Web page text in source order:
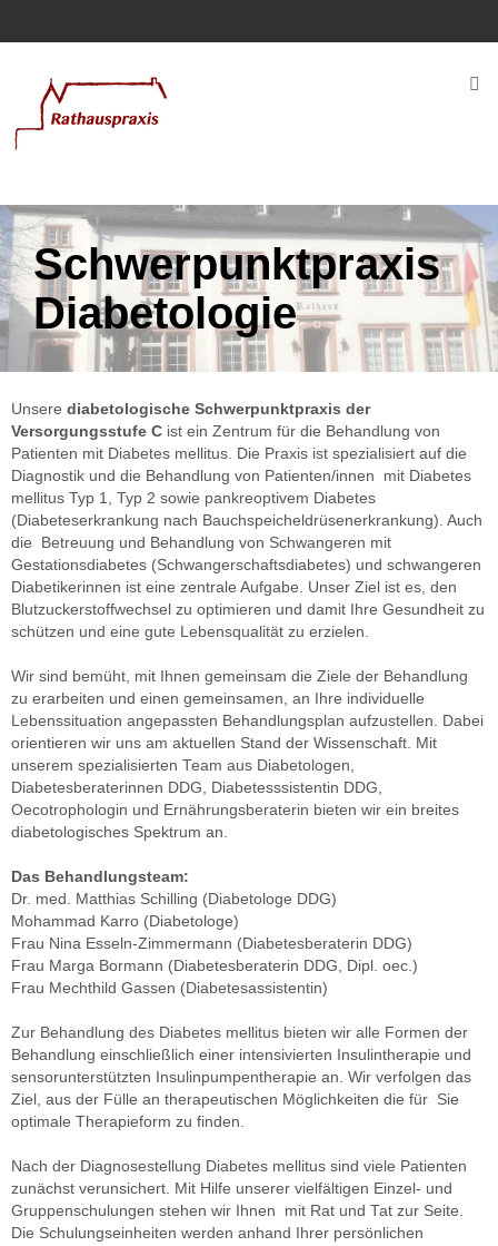
Schwerpunktpraxis
Diabetologie
Unsere diabetologische Schwerpunktpraxis der
Versorgungsstufe C ist ein Zentrum für die Behandlung von
Patienten mit Diabetes mellitus. Die Praxis ist spezialisiert auf die
Diagnostik und die Behandlung von Patienten/innen mit Diabetes
mellitus Typ 1, Typ 2 sowie pankreoptivem Diabetes
(Diabeteserkrankung nach Bauchspeicheldrüsenerkrankung). Auch
die Betreuung und Behandlung von Schwangeren mit
Gestationsdiabetes (Schwangerschaftsdiabetes) und schwangeren
Diabetikerinnen ist eine zentrale Aufgabe. Unser Ziel ist es, den
Blutzuckerstoffwechsel zu optimieren und damit Ihre Gesundheit zu
schützen und eine gute Lebensqualität zu erzielen.
Wir sind bemüht, mit Ihnen gemeinsam die Ziele der Behandlung
zu erarbeiten und einen gemeinsamen, an Ihre individuelle
Lebenssituation angepassten Behandlungsplan aufzustellen. Dabei
orientieren wir uns am aktuellen Stand der Wissenschaft. Mit
unserem spezialisierten Team aus Diabetologen,
Diabetesberaterinnen DDG, Diabetesssistentin DDG,
Oecotrophologin und Ernährungsberaterin bieten wir ein breites
diabetologisches Spektrum an.
Das Behandlungsteam:
Dr. med. Matthias Schilling (Diabetologe DDG)
Mohammad Karro (Diabetologe)
Frau Nina Esseln-Zimmermann (Diabetesberaterin DDG)
Frau Marga Bormann (Diabetesberaterin DDG, Dipl. oec.)
Frau Mechthild Gassen (Diabetesassistentin)
Zur Behandlung des Diabetes mellitus bieten wir alle Formen der
Behandlung einschließlich einer intensivierten Insulintherapie und
sensorunterstützten Insulinpumpentherapie an. Wir verfolgen das
Ziel, aus der Fülle an therapeutischen Möglichkeiten die für Sie
optimale Therapieform zu finden.
Nach der Diagnosestellung Diabetes mellitus sind viele Patienten
zunächst verunsichert. Mit Hilfe unserer vielfältigen Einzel- und
Gruppenschulungen stehen wir Ihnen mit Rat und Tat zur Seite.
Die Schulungseinheiten werden anhand Ihrer persönlichen
Service
Überweisungswunsch
Team
Leistungen
Diabetologie
Weiterbildung
Lehrpraxis
Kontakt